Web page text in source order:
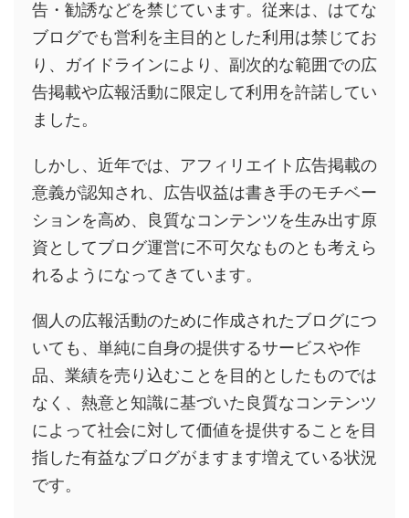
告・勧誘などを禁じています。従来は、はてな
ブログでも営利を主目的とした利用は禁じてお
り、ガイドラインにより、副次的な範囲での広
告掲載や広報活動に限定して利用を許諾してい
ました。
しかし、近年では、アフィリエイト広告掲載の
意義が認知され、広告収益は書き手のモチベー
ションを高め、良質なコンテンツを生み出す原
資としてブログ運営に不可欠なものとも考えら
れるようになってきています。
個人の広報活動のために作成されたブログにつ
いても、単純に自身の提供するサービスや作
品、業績を売り込むことを目的としたものでは
なく、熱意と知識に基づいた良質なコンテンツ
によって社会に対して価値を提供することを目
指した有益なブログがますます増えている状況
です。